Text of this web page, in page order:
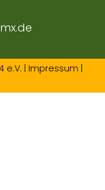
| Impressum